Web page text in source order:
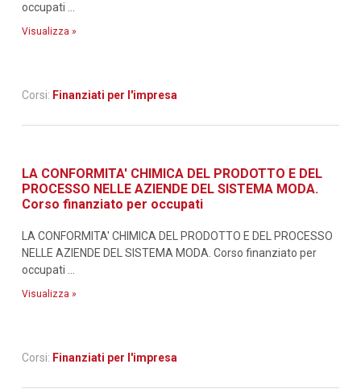
occupati ...
Visualizza »
Corsi: Finanziati per l'impresa
LA CONFORMITA' CHIMICA DEL PRODOTTO E DEL
PROCESSO NELLE AZIENDE DEL SISTEMA MODA.
Corso finanziato per occupati
LA CONFORMITA' CHIMICA DEL PRODOTTO E DEL PROCESSO
NELLE AZIENDE DEL SISTEMA MODA. Corso finanziato per
occupati ...
Visualizza »
Corsi: Finanziati per l'impresa